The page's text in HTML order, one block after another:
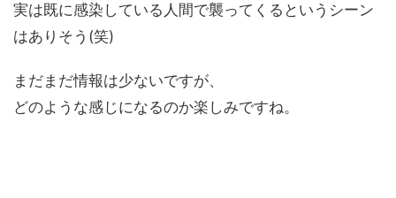
実は既に感染している人間で襲ってくるというシーン
はありそう(笑)
まだまだ情報は少ないですが、
どのような感じになるのか楽しみですね。